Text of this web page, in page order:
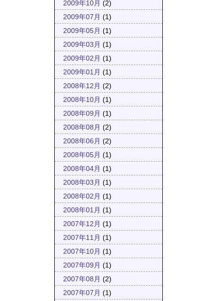
2009年10月 (2)
2009年07月 (1)
2009年05月 (1)
2009年03月 (1)
2009年02月 (1)
2009年01月 (1)
2008年12月 (2)
2008年10月 (1)
2008年09月 (1)
2008年08月 (2)
2008年06月 (2)
2008年05月 (1)
2008年04月 (1)
2008年03月 (1)
2008年02月 (1)
2008年01月 (1)
2007年12月 (1)
2007年11月 (1)
2007年10月 (1)
2007年09月 (1)
2007年08月 (2)
2007年07月 (1)